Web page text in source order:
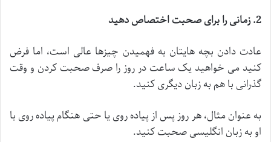
2. زمانی را برای صحبت اختصاص دهید
عادت دادن بچه هایتان به فهمیدن چیزها عالی است، اما فرض
کنید می خواهید یک ساعت در روز را صرف صحبت کردن و وقت
گذرانی با هم به زبان دیگری کنید.
به عنوان مثال، هر روز پس از پیاده روی یا حتی هنگام پیاده روی با
او به زبان انگلیسی صحبت کنید.